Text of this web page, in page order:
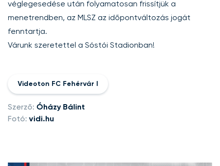
véglegesedése után folyamatosan frissítjük a
menetrendben, az MLSZ az időpontváltozás jogát
fenntartja.
Várunk szeretettel a Sóstói Stadionban!
Videoton FC Fehérvár I
Szerző: Óházy Bálint
Fotó: vidi.hu